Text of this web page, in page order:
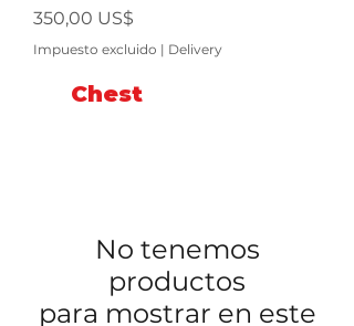
Precio
350,00 US$
Impuesto excluido | Delivery
Chest
No tenemos
productos
para mostrar en este